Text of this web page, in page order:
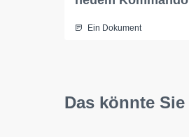
Ein Dokument
Das könnte